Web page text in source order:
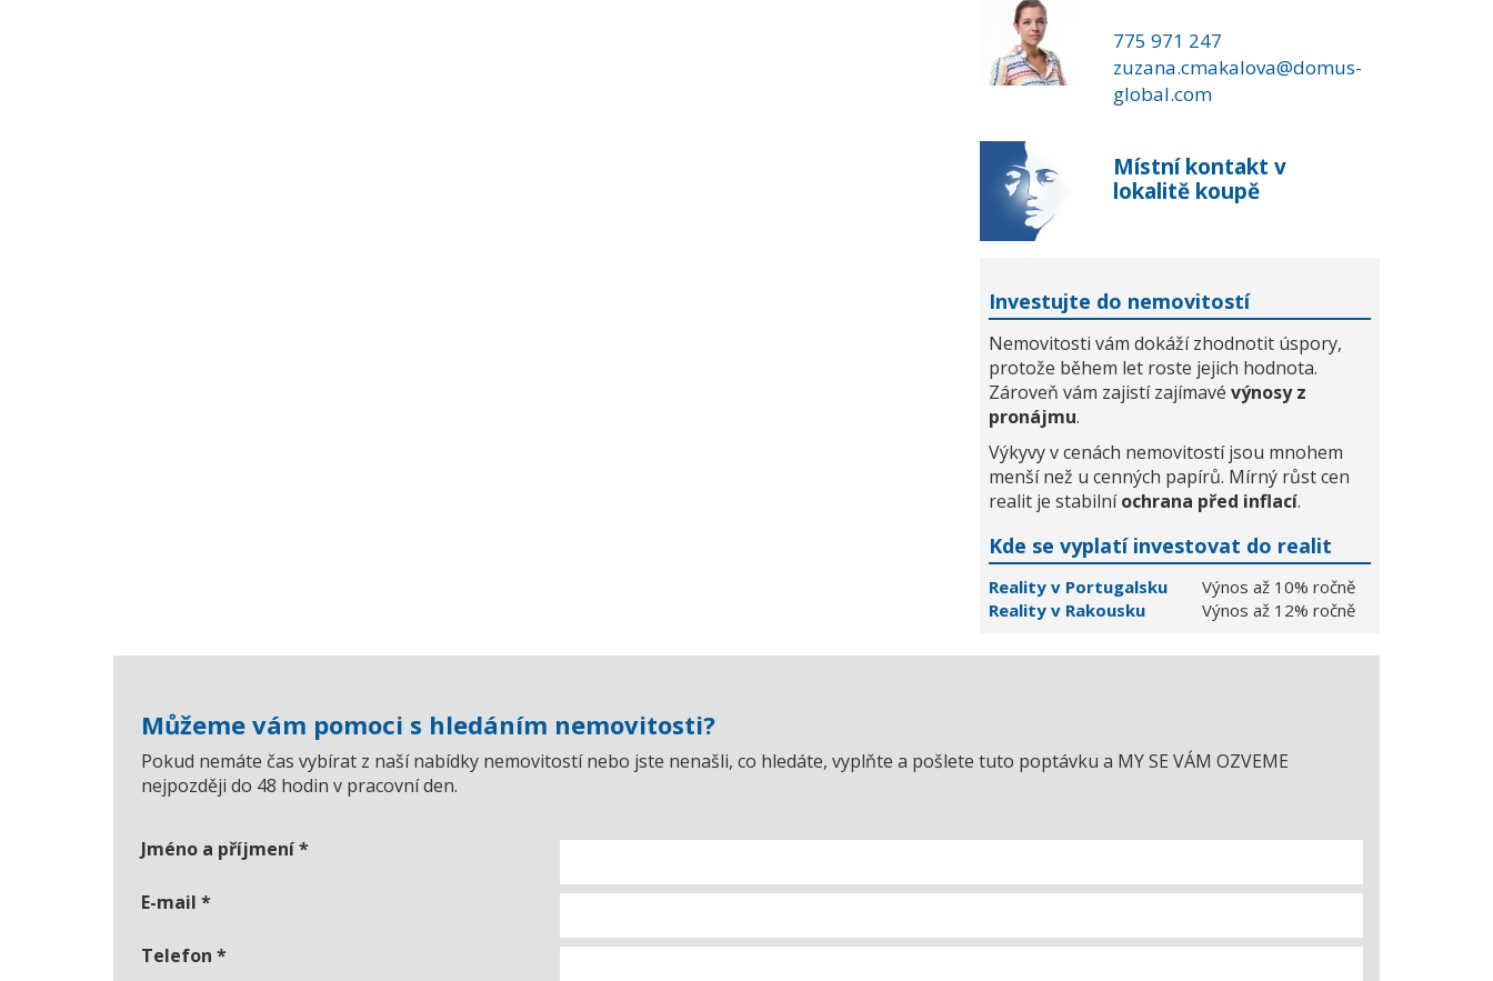
775 971 247
zuzana.cmakalova@domus-
global.com
Místní kontakt v
lokalitě koupě
Investujte do nemovitostí
Nemovitosti vám dokáží zhodnotit úspory,
protože během let roste jejich hodnota.
Zároveň vám zajistí zajímavé výnosy z
pronájmu.
Výkyvy v cenách nemovitostí jsou mnohem
menší než u cenných papírů. Mírný růst cen
realit je stabilníochrana před inflací.
Kde se vyplatí investovat do realit
Reality v Portugalsku
Výnos až 10% ročně
Reality v Rakousku
Výnos až 12% ročně
Můžeme vám pomoci s hledáním nemovitosti?
Pokud nemáte čas vybírat z naší nabídky nemovitostí nebo jste nenašli, co hledáte, vyplňte a pošlete tuto poptávku a MY SE VÁM OZVEME
nejpozději do 48 hodin v pracovní den.
Jméno a příjmení*
E-mail *
Telefon *